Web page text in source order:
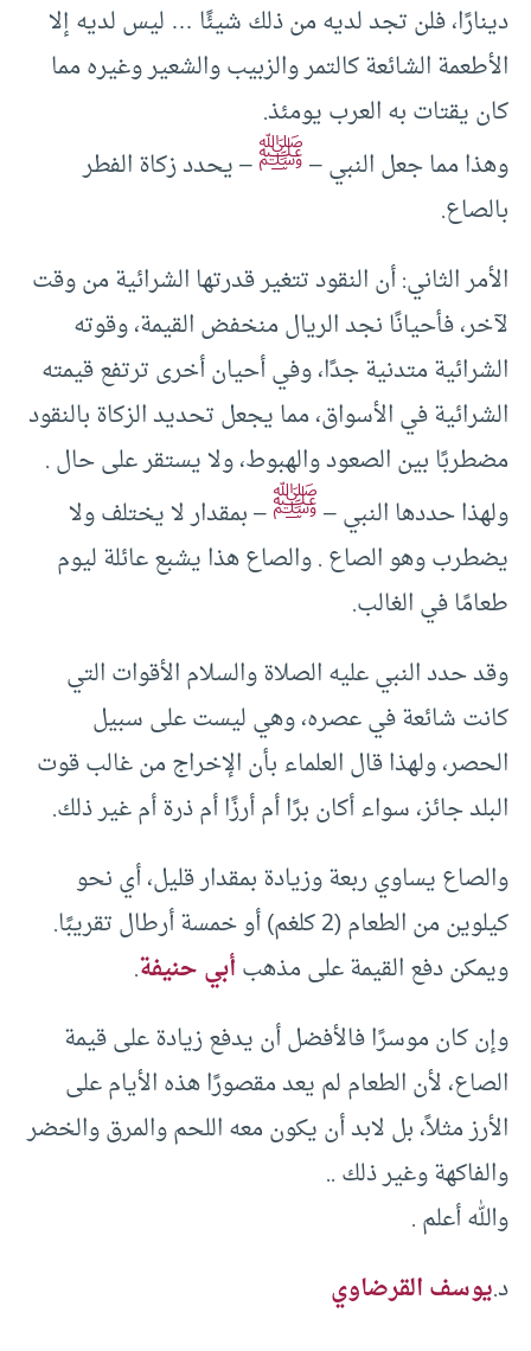
دينارًا، فلن تجد لديه من ذلك شيئًا … ليس لديه إلا
الأطعمة الشائعة كالتمر والزبيب والشعير وغيره مما
كان يقتات به العرب يومئذ.
وهذا مما جعل النبي –ﷺ– يحدد زكاة الفطر
بالصاع.
الأمر الثاني: أن النقود تتغير قدرتها الشرائية من وقت
لآخر، فأحيانًا نجد الريال منخفض القيمة، وقوته
الشرائية متدنية جدًا، وفي أحيان أخرى ترتفع قيمته
الشرائية في الأسواق، مما يجعل تحديد الزكاة بالنقود
مضطربًا بين الصعود والهبوط، ولا يستقر على حال .
ولهذا حددها النبي –ﷺ– بمقدار لا يختلف ولا
يضطرب وهو الصاع . والصاع هذا يشبع عائلة ليوم
طعامًا في الغالب.
وقد حدد النبي عليه الصلاة والسلام الأقوات التي
كانت شائعة في عصره، وهي ليست على سبيل
الحصر، ولهذا قال العلماء بأن الإخراج من غالب قوت
البلد جائز، سواء أكان برًا أم أرزًا أم ذرة أم غير ذلك.
والصاع يساوي ربعة وزيادة بمقدار قليل، أي نحو
كيلوين من الطعام (2 كلغم) أو خمسة أرطال تقريبًا.
ويمكن دفع القيمة على مذهبأبي حنيفة.
وإن كان موسرًا فالأفضل أن يدفع زيادة على قيمة
الصاع، لأن الطعام لم يعد مقصورًا هذه الأيام على
الأرز مثلاً، بل لابد أن يكون معه اللحم والمرق والخضر
والفاكهة وغير ذلك ..
والله أعلم .
د.يوسف القرضاوي